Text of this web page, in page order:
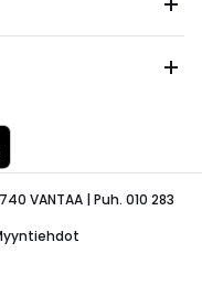
VANTAA | Puh. 010 283